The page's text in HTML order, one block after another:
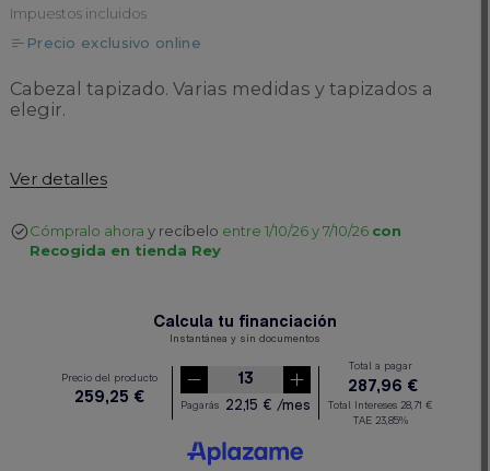
Impuestos incluidos
Precio exclusivo online
Cabezal tapizado. Varias medidas y tapizados a
elegir.
Ver detalles
Cómpralo ahora y recíbelo entre 1/10/26 y 7/10/26 con
Recogida en tienda Rey